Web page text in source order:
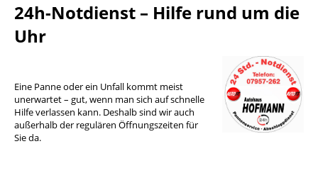
24h-Notdienst – Hilfe rund um die
Uhr
Eine Panne oder ein Unfall kommt meist
unerwartet – gut, wenn man sich auf schnelle
Hilfe verlassen kann. Deshalb sind wir auch
außerhalb der regulären Öffnungszeiten für
Sie da.